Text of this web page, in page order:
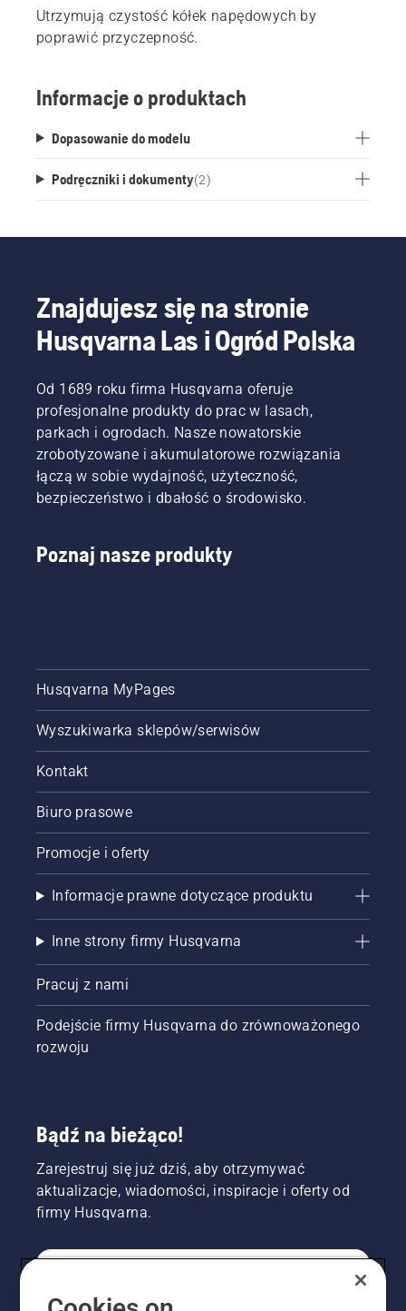
Utrzymują czystość kółek napędowych by
poprawić przyczepność.
Informacje o produktach
Dopasowanie do modelu
Podręczniki i dokumenty(2)
Znajdujesz się na stronie
Husqvarna Las i Ogród Polska
Od 1689 roku firma Husqvarna oferuje
profesjonalne produkty do prac w lasach,
parkach i ogrodach. Nasze nowatorskie
zrobotyzowane i akumulatorowe rozwiązania
łączą w sobie wydajność, użyteczność,
bezpieczeństwo i dbałość o środowisko.
Poznaj nasze produkty
Husqvarna MyPages
Wyszukiwarka sklepów/serwisów
Kontakt
Biuro prasowe
Promocje i oferty
Informacje prawne dotyczące produktu
Inne strony firmy Husqvarna
Pracuj z nami
Podejście firmy Husqvarna do zrównoważonego
rozwoju
Bądź na bieżąco!
Zarejestruj się już dziś, aby otrzymywać
aktualizacje, wiadomości, inspiracje i oferty od
firmy Husqvarna.